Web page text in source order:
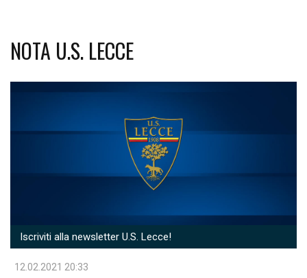
NOTA U.S. LECCE
Iscriviti alla newsletter U.S. Lecce!
12.02.2021 20:33